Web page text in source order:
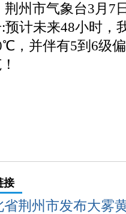
荆州市气象台3月7
预计未来48小时，
，并伴有5到6级
接
省荆州市发布大雾